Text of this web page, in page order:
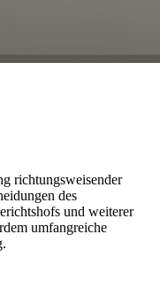
richtungsweisender
des
und weiterer
umfangreiche